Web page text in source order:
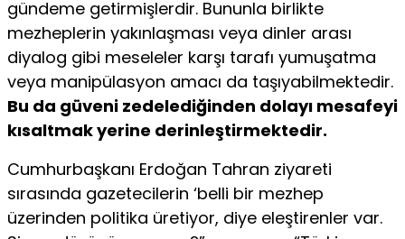
gündeme getirmişlerdir. Bununla birlikte
mezheplerin yakınlaşması veya dinler arası
diyalog gibi meseleler karşı tarafı yumuşatma
veya manipülasyon amacı da taşıyabilmektedir.
Bu da güveni zedelediğinden dolayı mesafeyi
kısaltmak yerine derinleştirmektedir.
Cumhurbaşkanı Erdoğan Tahran ziyareti
sırasında gazetecilerin ‘belli bir mezhep
üzerinden politika üretiyor, diye eleştirenler var.